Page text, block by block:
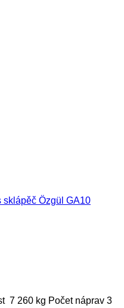
sklápěč Özgül GA10
7 260 kg Počet náprav 3